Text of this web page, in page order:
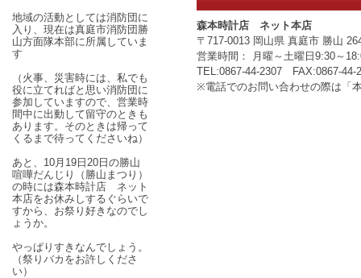
地域の活動としては消防団に
入り、現在は真庭市消防団勝
山方面隊本部に所属していま
す
（火事、災害時には、私でも
役に立てればと思い消防団に
参加していますので、営業時
間中に出動して留守のときも
あります。そのときは帰って
くるまで待ってくださいね）
あと、10月19日20日の勝山
喧嘩だんじり（勝山まつり）
の時には森本時計店 ネット
本店をお休みしするぐらいで
すから、お祭り好きなのでし
ょうか。
やっぱりすきなんでしょう。
（祭りバカをお許しくださ
い）
森本時計店 ネット本店
〒717-0013 岡山県 真庭市 勝山
営業時間： 月曜～土曜日9:30～
TEL:0867-44-2307 FAX:0867-44-
※電話でのお問い合わせの際は「